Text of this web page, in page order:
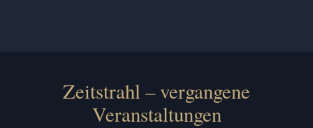
Zeitstrahl – vergangene
Veranstaltungen